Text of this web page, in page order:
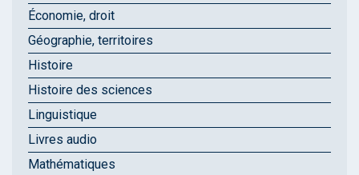
Économie, droit
Géographie, territoires
Histoire
Histoire des sciences
Linguistique
Livres audio
Mathématiques